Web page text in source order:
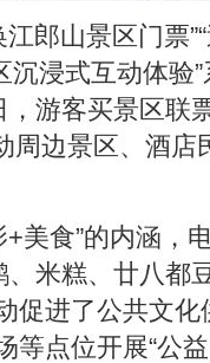
郎山景区门票
沉浸式互动体验
游客买景区联
周边景区、酒店
美食”的内涵，
、米糕、廿八都
促进了公共文
等点位开展“公